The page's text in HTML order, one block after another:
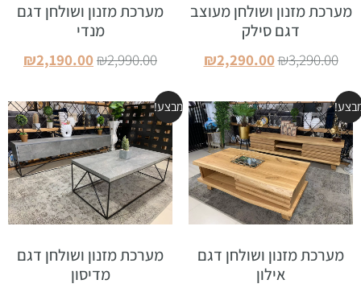
מערכת מזנון ושולחן מעוצב
דגם סילק
₪3,290.00
₪2,290.00
מערכת מזנון ושולחן דגם
מנדי
₪2,990.00
₪2,190.00
מערכת מזנון ושולחן דגם
אילון
מבצע!
מערכת מזנון ושולחן דגם
מדיסון